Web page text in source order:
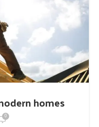
homes
0